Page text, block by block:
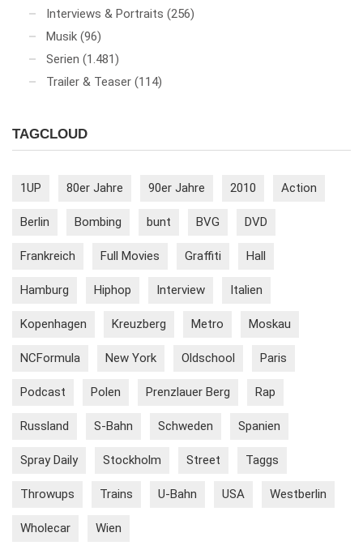
Interviews & Portraits (256)
Musik (96)
Serien (1.481)
Trailer & Teaser (114)
TAGCLOUD
1UP 80er Jahre 90er Jahre 2010 Action
Berlin Bombing bunt BVG DVD
Frankreich Full Movies Graffiti Hall
Hamburg Hiphop Interview Italien
Kopenhagen Kreuzberg Metro Moskau
NCFormula New York Oldschool Paris
Podcast Polen Prenzlauer Berg Rap
Russland S-Bahn Schweden Spanien
Spray Daily Stockholm Street Taggs
Throwups Trains U-Bahn USA Westberlin
Wholecar Wien